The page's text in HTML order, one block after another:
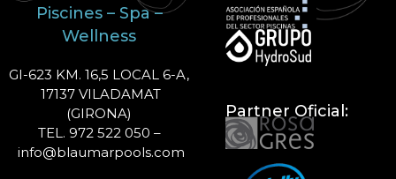
Piscines – Spa –
Wellness
GI-623 KM. 16,5 LOCAL 6-A,
17137 VILADAMAT
(GIRONA)
TEL. 972 522 050 –
info@blaumarpools.com
Partner Oficial: